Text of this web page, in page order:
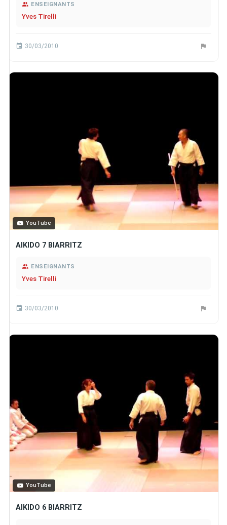
ENSEIGNANTS
Yves Tirelli
30/03/2010
YouTube
AIKIDO 7 BIARRITZ
ENSEIGNANTS
Yves Tirelli
30/03/2010
YouTube
AIKIDO 6 BIARRITZ